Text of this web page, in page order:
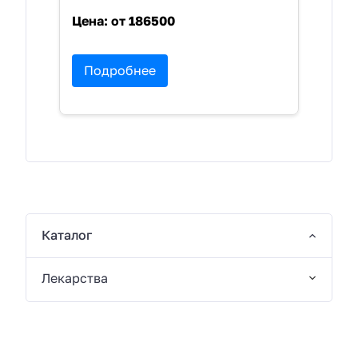
Цена: от 186500
Подробнее
Каталог
Лекарства